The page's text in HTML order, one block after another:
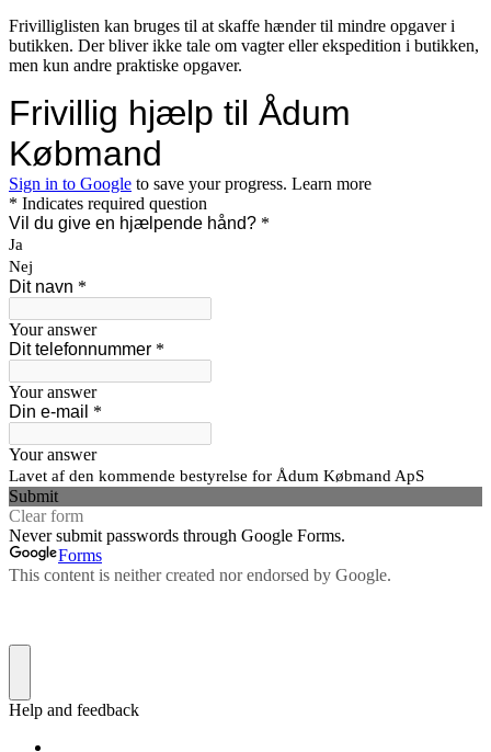
Frivilliglisten kan bruges til at skaffe hænder til mindre opgaver i
butikken. Der bliver ikke tale om vagter eller ekspedition i butikken,
men kun andre praktiske opgaver.